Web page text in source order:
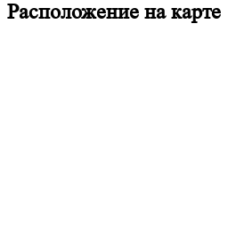
Расположение на карте